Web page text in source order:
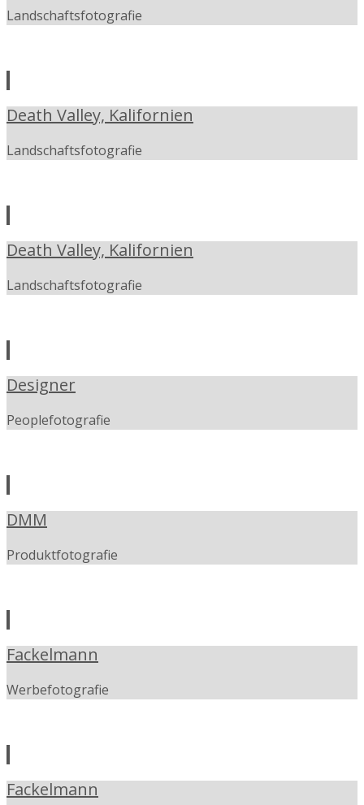
Landschaftsfotografie
Death Valley, Kalifornien
Landschaftsfotografie
Death Valley, Kalifornien
Landschaftsfotografie
Designer
Peoplefotografie
DMM
Produktfotografie
Fackelmann
Werbefotografie
Fackelmann